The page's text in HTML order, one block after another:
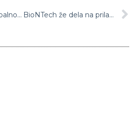
WHO: Omikron globalno predstavlja zelo visoko tveganje BioNTech že dela na prilagoditvi svojega cepiva proti covidu-19